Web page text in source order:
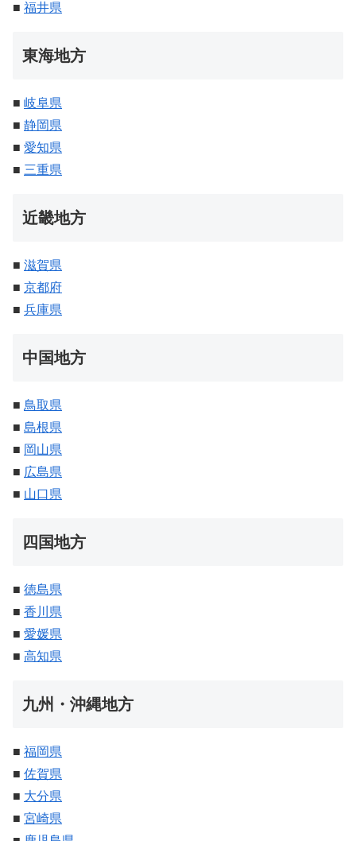
■ 福井県
東海地方
■ 岐阜県
■ 静岡県
■ 愛知県
■ 三重県
近畿地方
■ 滋賀県
■ 京都府
■ 兵庫県
中国地方
■ 鳥取県
■ 島根県
■ 岡山県
■ 広島県
■ 山口県
四国地方
■ 徳島県
■ 香川県
■ 愛媛県
■ 高知県
九州・沖縄地方
■ 福岡県
■ 佐賀県
■ 大分県
■ 宮崎県